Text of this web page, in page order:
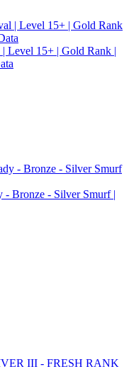
15+ | Gold Rank |
- Bronze - Silver Smurf |